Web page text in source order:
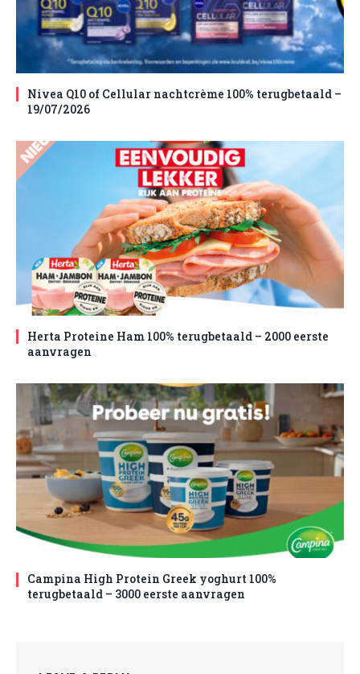
Nivea Q10 of Cellular nachtcrème 100% terugbetaald –
19/07/2026
Herta Proteine Ham 100% terugbetaald – 2000 eerste
aanvragen
Campina High Protein Greek yoghurt 100%
terugbetaald – 3000 eerste aanvragen